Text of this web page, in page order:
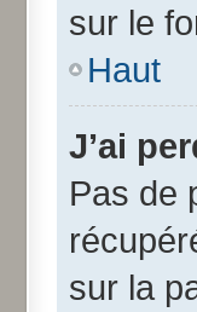
sur le
Haut
J’ai
Pas de
sur la